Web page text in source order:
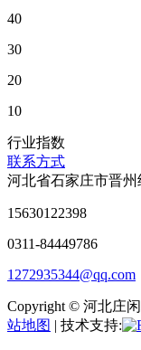
40
30
20
10
行业指数
联系方式
河北省石家庄市晋
15630122398
0311-84449786
1272935344@qq.com
Copyright © 河北庄
站地图 | 技术支持: